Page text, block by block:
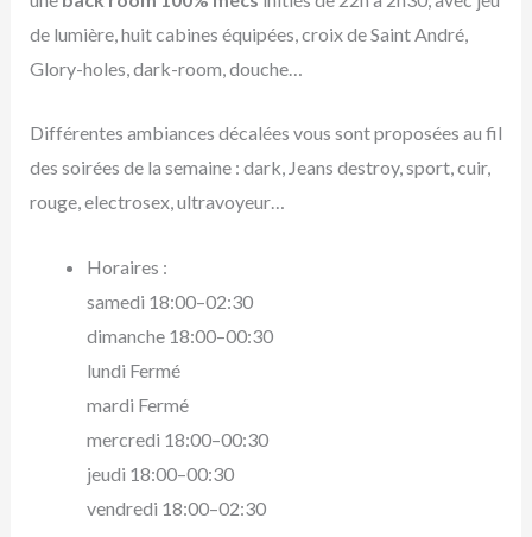
de lumière, huit cabines équipées, croix de Saint André,
Glory-holes, dark-room, douche…
Différentes ambiances décalées vous sont proposées au fil
des soirées de la semaine : dark, Jeans destroy, sport, cuir,
rouge, electrosex, ultravoyeur…
Horaires :
samedi 18:00–02:30
dimanche 18:00–00:30
lundi Fermé
mardi Fermé
mercredi 18:00–00:30
jeudi 18:00–00:30
vendredi 18:00–02:30